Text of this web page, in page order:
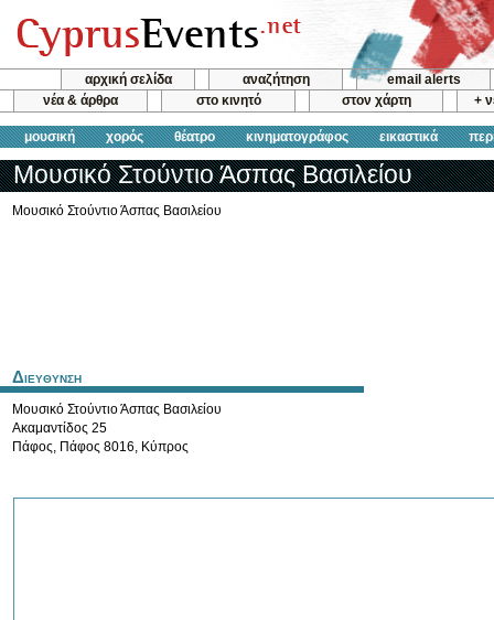
αρχική σελίδα αναζήτηση
email alerts
νέα & άρθρα
στο κινητό στον χάρτη +
μουσική χορός θέατρο κινηματογράφος εικαστικά
Μουσικό Στούντιο Άσπας Βασιλείου
Μουσικό Στούντιο Άσπας Βασιλείου
Διευθυνση
Μουσικό Στούντιο Άσπας Βασιλείου
Ακαμαντίδος 25
Πάφος, Πάφος 8016, Κύπρος